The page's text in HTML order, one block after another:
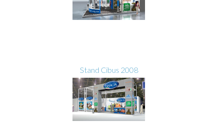
Stand Cibus 2008